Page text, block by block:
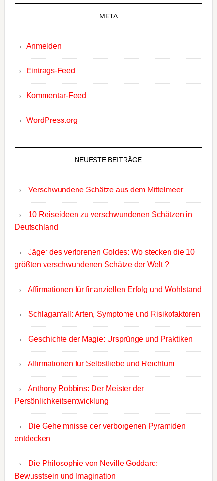
META
Anmelden
Eintrags-Feed
Kommentar-Feed
WordPress.org
NEUESTE BEITRÄGE
Verschwundene Schätze aus dem Mittelmeer
10 Reiseideen zu verschwundenen Schätzen in
Deutschland
Jäger des verlorenen Goldes: Wo stecken die 10
größten verschwundenen Schätze der Welt ?
Affirmationen für finanziellen Erfolg und Wohlstand
Schlaganfall: Arten, Symptome und Risikofaktoren
Geschichte der Magie: Ursprünge und Praktiken
Affirmationen für Selbstliebe und Reichtum
Anthony Robbins: Der Meister der
Persönlichkeitsentwicklung
Die Geheimnisse der verborgenen Pyramiden
entdecken
Die Philosophie von Neville Goddard:
Bewusstsein und Imagination